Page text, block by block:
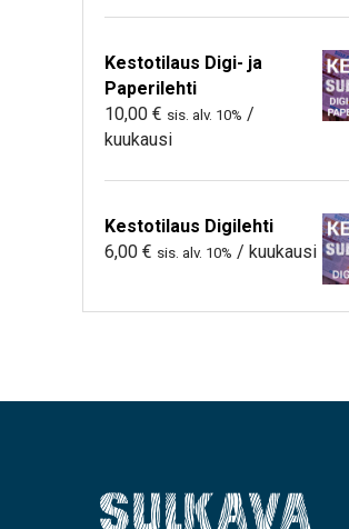
Kestotilaus Digi- ja
Paperilehti
10,00 € sis. alv. 10% /
kuukausi
Kestotilaus Digilehti
6,00 € sis. alv. 10% / kuukausi